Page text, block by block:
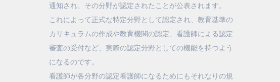
通知され、その分野が認定されたことが公表されます。
これによって正式な特定分野として認定され、教育基準の
カリキュラムの作成や教育機関の認定、看護師による認定
審査の受付など、実際の認定分野としての機能を持つよう
になるのです。
看護師が各分野の認定看護師になるためにもそれなりの規